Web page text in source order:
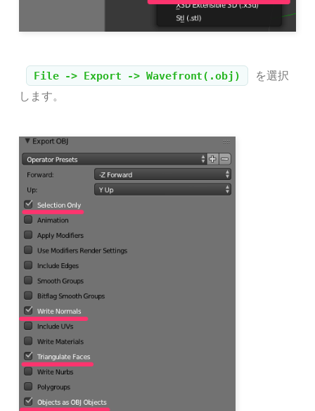
File -> Export -> Wavefront(.obj)
を選択
します。